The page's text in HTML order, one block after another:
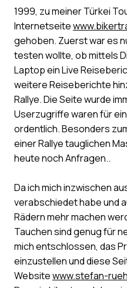
1999, zu meiner Türkei
Internetseite
gehoben. Zuerst war es
testen wollte, ob mittels
Laptop ein Live
weitere Reiseberichte
Rallye. Die Seite wurde
Userzugriffe waren für
ordentlich. Besonders
einer Rallye tauglichen
heute noch Anfragen..
Da ich mich inzwischen
verabschiedet habe und
Rädern mehr machen
Tauchen sind genug für
mich entschlossen, das
einzustellen und diese
Websitewww.stefan-